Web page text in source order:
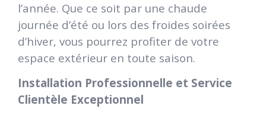
l’année. Que ce soit par une chaude
journée d’été ou lors des froides soirées
d’hiver, vous pourrez profiter de votre
espace extérieur en toute saison.
Installation Professionnelle et Service
Clientèle Exceptionnel